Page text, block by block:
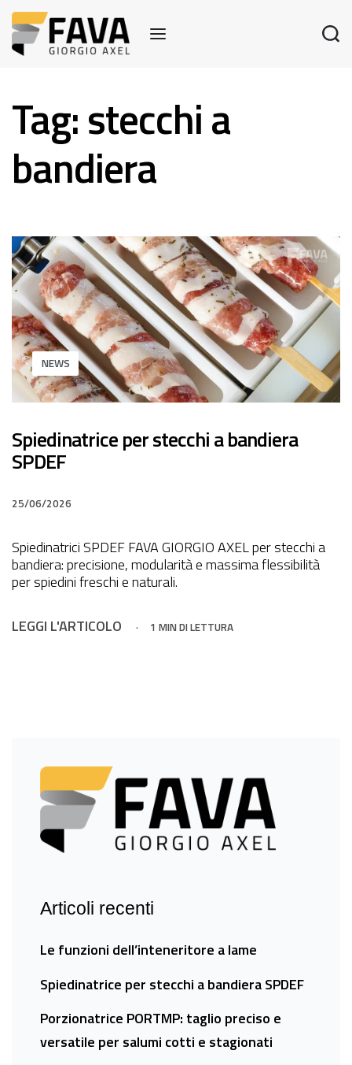
Tag:stecchi a
bandiera
NEWS
Spiedinatrice per stecchi a bandiera
SPDEF
25/06/2026
Spiedinatrici SPDEF FAVA GIORGIO AXEL per stecchi a
bandiera: precisione, modularità e massima flessibilità
per spiedini freschi e naturali.
LEGGI L'ARTICOLO 1 MIN DI LETTURA
Articoli recenti
Le funzioni dell’inteneritore a lame
Spiedinatrice per stecchi a bandiera SPDEF
Porzionatrice PORTMP: taglio preciso e
versatile per salumi cotti e stagionati